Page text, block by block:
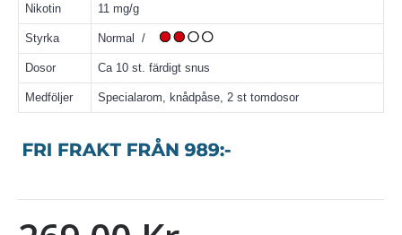
Nikotin 11 mg/g
Styrka Normal /
Dosor Ca 10 st. färdigt snus
Medföljer Specialarom, knådpåse, 2 st tomdosor